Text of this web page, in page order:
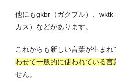
他にもgkbr（ガクブル）、
カス）などがあります。
これからも新しい言葉が生まれ
わせて一般的に使われている言
せん。